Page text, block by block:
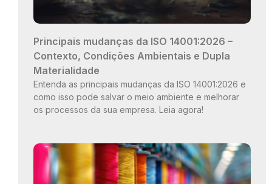
Principais mudanças da ISO 14001:2026 –
Contexto, Condições Ambientais e Dupla
Materialidade
Entenda as principais mudanças da ISO 14001:2026 e
como isso pode salvar o meio ambiente e melhorar
os processos da sua empresa. Leia agora!